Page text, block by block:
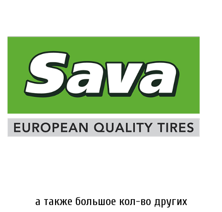
a также большое кол-во других